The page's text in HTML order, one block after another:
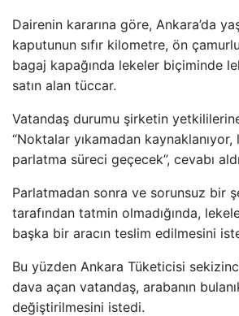
Dairenin kararına göre, Ankara’da
kaputunun sıfır kilometre, ön
bagaj kapağında lekeler biçiminde
satın alan tüccar.
Vatandaş durumu şirketin
“Noktalar yıkamadan
parlatma süreci geçecek”, cevabı
Parlatmadan sonra ve sorunsuz bir
tarafından tatmin olmadığında,
başka bir aracın teslim edilmesini
Bu yüzden Ankara Tüketicisi
dava açan vatandaş, arabanın
değiştirilmesini istedi.